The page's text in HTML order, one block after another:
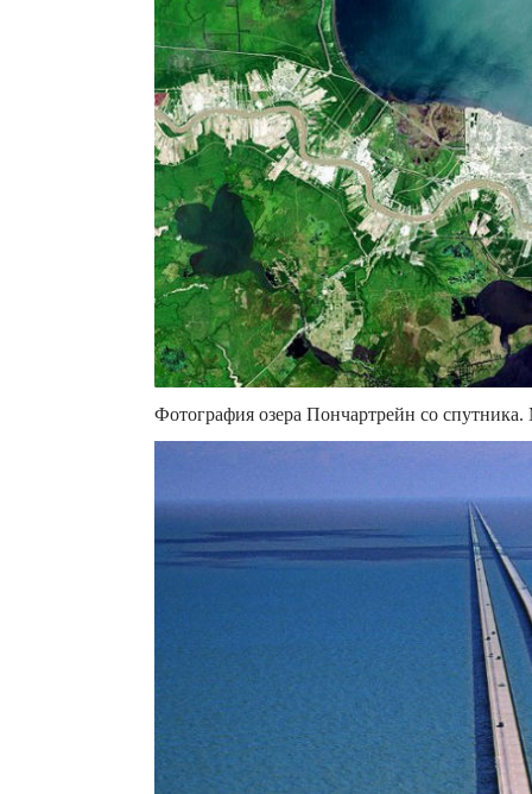
Фотография озера Пончартрейн со